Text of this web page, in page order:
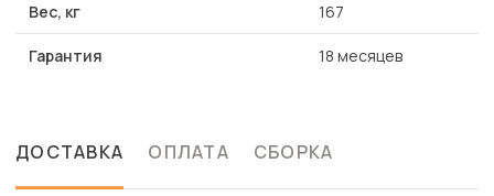
Вес, кг 167
Гарантия 18 месяцев
ДОСТАВКА ОПЛАТА СБОРКА